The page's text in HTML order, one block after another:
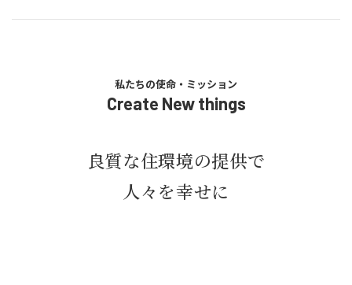
私たちの使命・ミッション
Create New things
良質な住環境の提供で
人々を幸せに